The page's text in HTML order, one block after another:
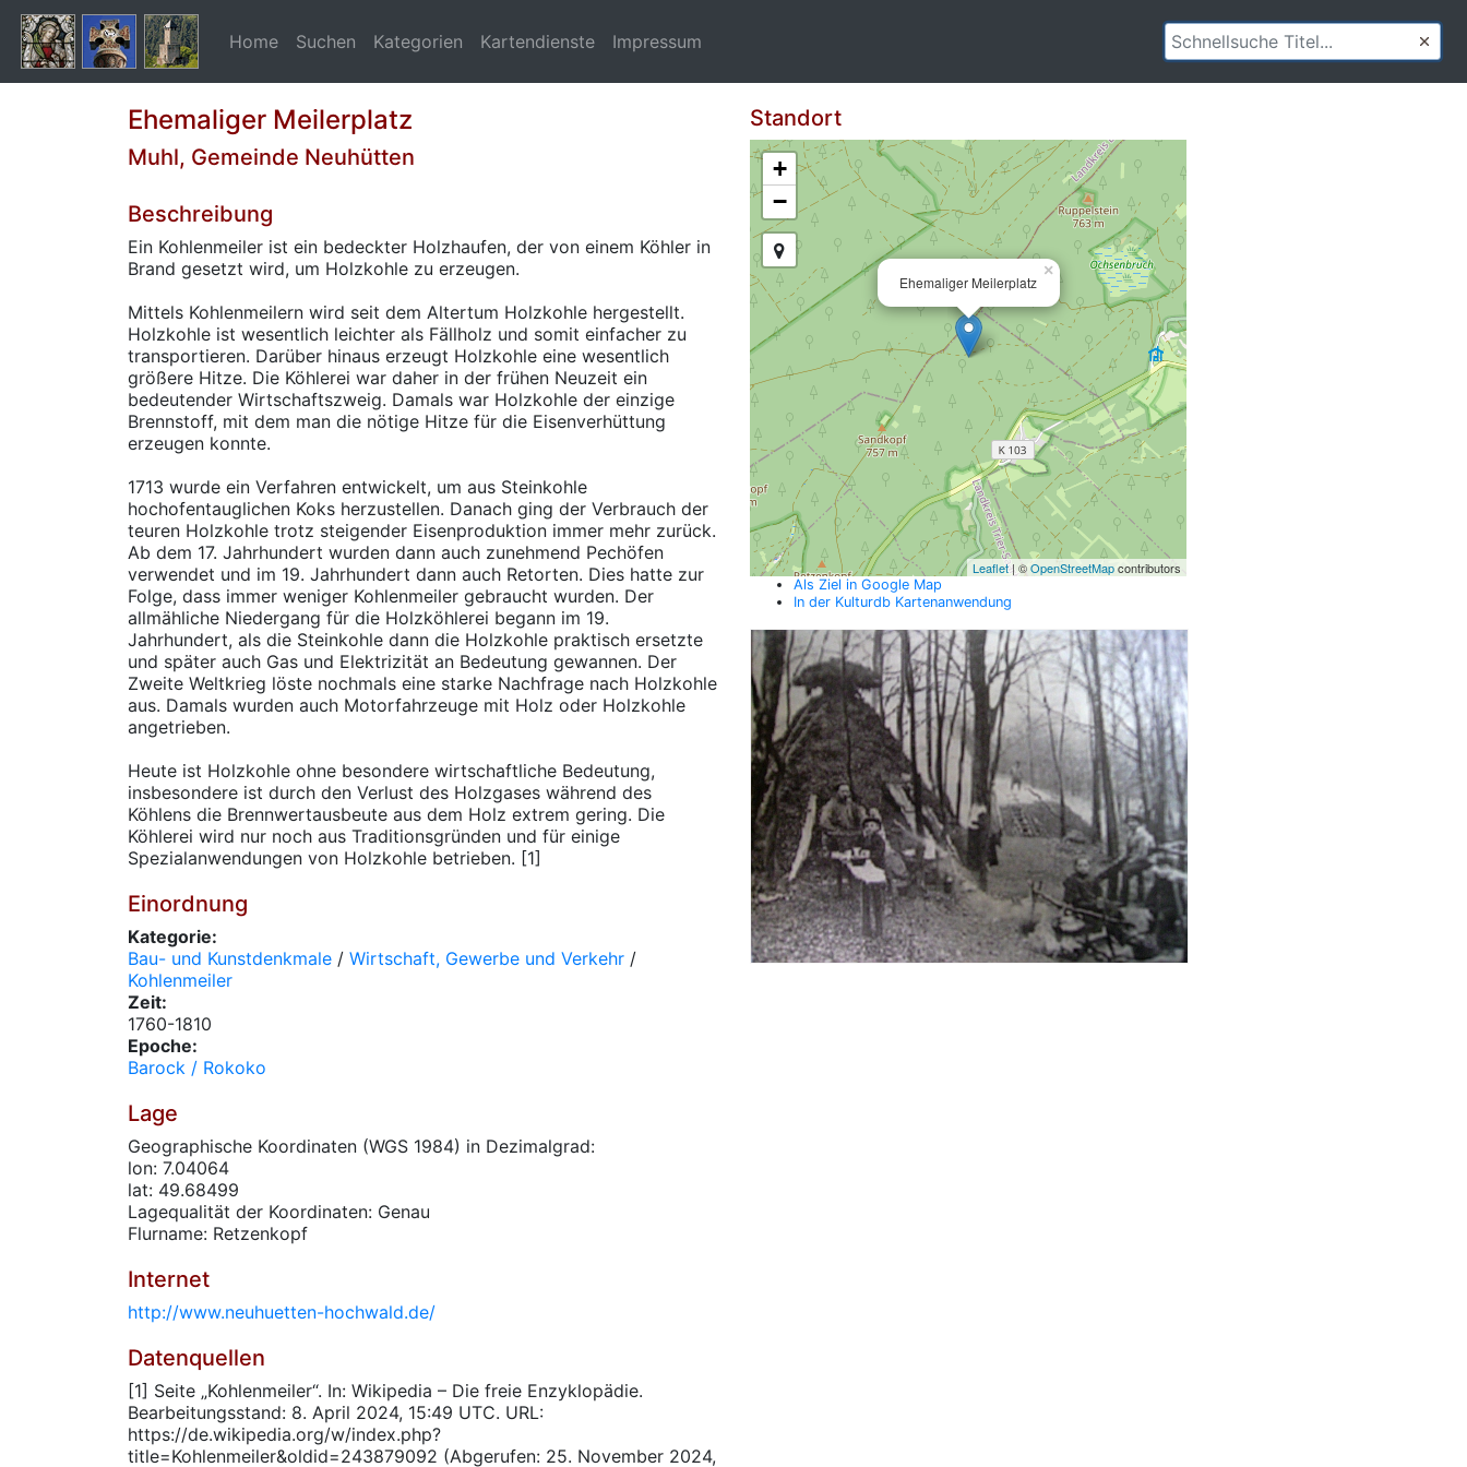
Home Suchen Kategorien Kartendienste Impressum
Ehemaliger Meilerplatz
Muhl, Gemeinde Neuhütten
Beschreibung
Ein Kohlenmeiler ist ein bedeckter Holzhaufen, der von einem Köhler in
Brand gesetzt wird, um Holzkohle zu erzeugen.
Mittels Kohlenmeilern wird seit dem Altertum Holzkohle hergestellt.
Holzkohle ist wesentlich leichter als Fällholz und somit einfacher zu
transportieren. Darüber hinaus erzeugt Holzkohle eine wesentlich
größere Hitze. Die Köhlerei war daher in der frühen Neuzeit ein
bedeutender Wirtschaftszweig. Damals war Holzkohle der einzige
Brennstoff, mit dem man die nötige Hitze für die Eisenverhüttung
erzeugen konnte.
1713 wurde ein Verfahren entwickelt, um aus Steinkohle
hochofentauglichen Koks herzustellen. Danach ging der Verbrauch der
teuren Holzkohle trotz steigender Eisenproduktion immer mehr zurück.
Ab dem 17. Jahrhundert wurden dann auch zunehmend Pechöfen
verwendet und im 19. Jahrhundert dann auch Retorten. Dies hatte zur
Folge, dass immer weniger Kohlenmeiler gebraucht wurden. Der
allmähliche Niedergang für die Holzköhlerei begann im 19.
Jahrhundert, als die Steinkohle dann die Holzkohle praktisch ersetzte
und später auch Gas und Elektrizität an Bedeutung gewannen. Der
Zweite Weltkrieg löste nochmals eine starke Nachfrage nach Holzkohle
aus. Damals wurden auch Motorfahrzeuge mit Holz oder Holzkohle
angetrieben.
Heute ist Holzkohle ohne besondere wirtschaftliche Bedeutung,
insbesondere ist durch den Verlust des Holzgases während des
Köhlens die Brennwertausbeute aus dem Holz extrem gering. Die
Köhlerei wird nur noch aus Traditionsgründen und für einige
Spezialanwendungen von Holzkohle betrieben. [1]
Einordnung
Kategorie:
Bau- und Kunstdenkmale / Wirtschaft, Gewerbe und Verkehr /
Kohlenmeiler
Zeit:
1760-1810
Epoche:
Barock / Rokoko
Lage
Geographische Koordinaten (WGS 1984) in Dezimalgrad:
lon: 7.04064
lat: 49.68499
Lagequalität der Koordinaten: Genau
Flurname: Retzenkopf
Internet
http://www.neuhuetten-hochwald.de/
Datenquellen
[1] Seite „Kohlenmeiler“. In: Wikipedia – Die freie Enzyklopädie.
Bearbeitungsstand: 8. April 2024, 15:49 UTC. URL:
https://de.wikipedia.org/w/index.php?
title=Kohlenmeiler&oldid=243879092 (Abgerufen: 25. November 2024,
Standort
Ehemaliger Meilerplatz
×
+
−
Leaflet| ©OpenStreetMapcontributors
Als Ziel in Google Map
In der Kulturdb Kartenanwendung